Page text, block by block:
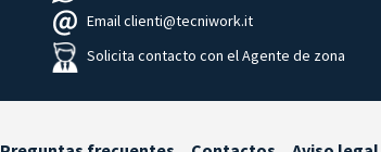
Email clienti@tecniwork.it
Solicita contacto con el Agente de zona